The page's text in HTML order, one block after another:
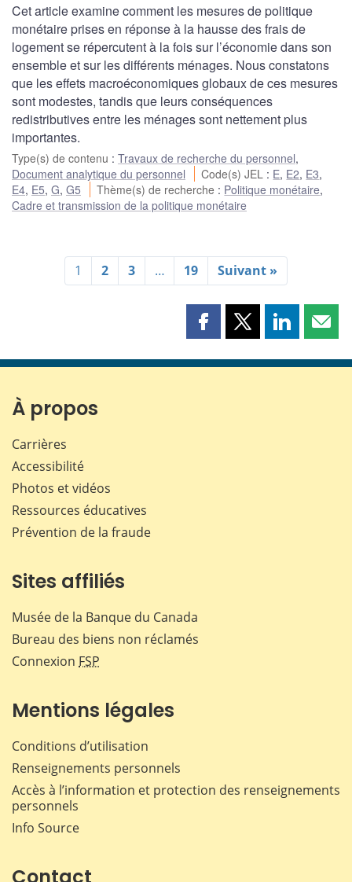
Cet article examine comment les mesures de politique
monétaire prises en réponse à la hausse des frais de
logement se répercutent à la fois sur l’économie dans son
ensemble et sur les différents ménages. Nous constatons
que les effets macroéconomiques globaux de ces mesures
sont modestes, tandis que leurs conséquences
redistributives entre les ménages sont nettement plus
importantes.
Type(s) de contenu : Travaux de recherche du personnel,
Document analytique du personnel
Code(s) JEL : E, E2, E3,
E4, E5, G, G5 Thème(s) de recherche : Politique monétaire,
Cadre et transmission de la politique monétaire
1 2 3 … 19 Suivant »
Partager
page
Partager
page
Partager
page page
À propos
Carrières
Accessibilité
Photos et vidéos
Ressources éducatives
Prévention de la fraude
Sites affiliés
Musée de la Banque du Canada
Bureau des biens non réclamés
Connexion FSP
Mentions légales
Conditions d’utilisation
Renseignements personnels
Accès à l’information et protection des renseignements
personnels
Info Source
Contact